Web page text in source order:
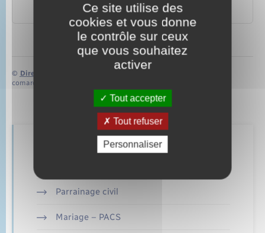
Ministère chargé du logement
© Direction de l’information légale et administrative
comarquage developpé par
Retrouvez aussi
Parrainage civil
Mariage – PACS
Ce site utilise des
cookies et vous donne
le contrôle sur ceux
que vous souhaitez
activer
Tout accepter
Tout refuser
Personnaliser